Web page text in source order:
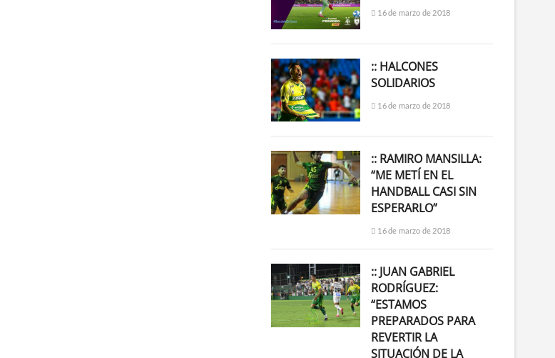
16 de marzo de 2018
:: HALCONES
SOLIDARIOS
16 de marzo de 2018
:: RAMIRO MANSILLA:
“ME METÍ EN EL
HANDBALL CASI SIN
ESPERARLO”
16 de marzo de 2018
:: JUAN GABRIEL
RODRÍGUEZ:
“ESTAMOS
PREPARADOS PARA
REVERTIR LA
SITUACIÓN DE LA